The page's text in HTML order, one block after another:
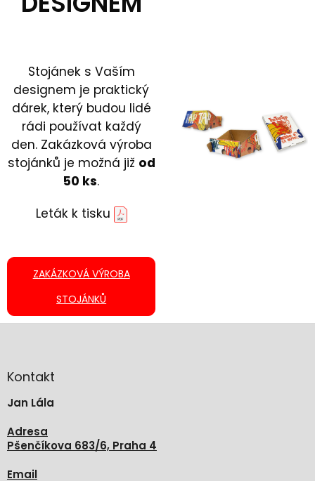
Stojánek s Vaším
designem je praktický
dárek, který budou lidé
rádi používat každý
den. Zakázková výroba
stojánků je možná již od
50 ks.
Leták k tisku
ZAKÁZKOVÁ VÝROBA
STOJÁNKŮ
aKontakt
Jan Lála
Adresa
Pšenčíkova 683/6, Praha 4
Email